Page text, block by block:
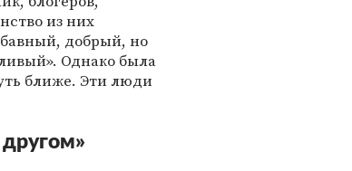
из них
добрый, но
Однако была
ближе. Эти люди
другом»